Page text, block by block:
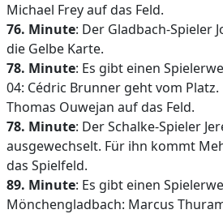
Michael Frey auf das Feld.
76. Minute: Der Gladbach-Spieler
die Gelbe Karte.
78. Minute: Es gibt einen
04: Cédric Brunner geht vom
Thomas Ouwejan auf das Feld.
78. Minute: Der Schalke-Spieler
ausgewechselt. Für ihn kommt
das Spielfeld.
89. Minute: Es gibt einen
Mönchengladbach: Marcus